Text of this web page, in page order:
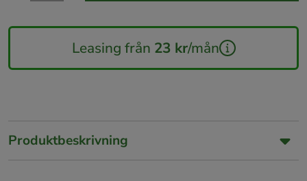
Leasing från 23 kr/mån
Produktbeskrivning